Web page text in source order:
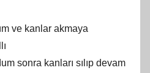
ve kanlar akmaya
sonra kanları sılıp devam